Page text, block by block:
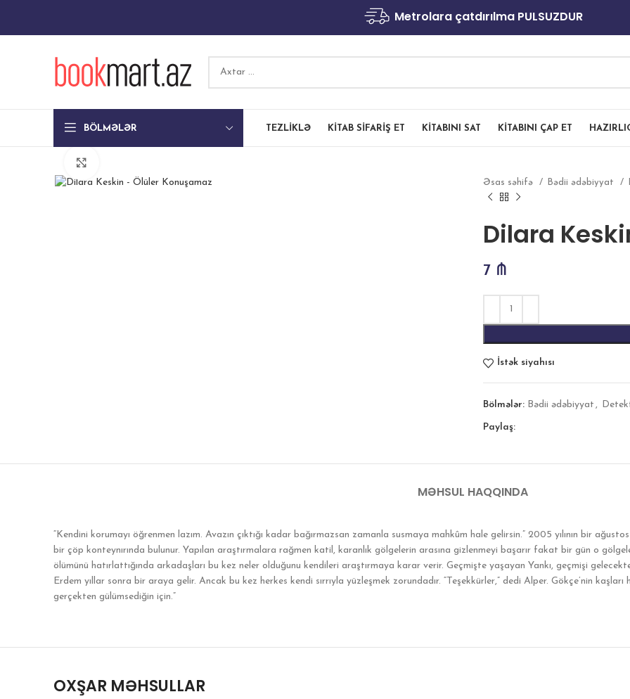
Metrolara çatdırılma PULSUZDUR
BÖLMƏLƏR TEZLIKLƏ KITAB SIFARIŞ ET KITABINI SAT KITABINI ÇAP ET
Əsas səhifə Bədii ədəbiyyat
Dilara
7 ₼
İstək siyahısı
Bölmələr: Bədii ədəbiyyat ,
Paylaş:
MƏHSUL HAQQINDA
“Kendini korumayı öğrenmen lazım. Avazın çıktığı kadar bağırmazsan zamanla susmaya mahkûm hale gelirsin.” 2005 yılının bir
bir çöp konteynırında bulunur. Yapılan araştırmalara rağmen katil, karanlık gölgelerin arasına gizlenmeyi başarır fakat bir gün o
ölümünü hatırlattığında arkadaşları bu kez neler olduğunu kendileri araştırmaya karar verir. Geçmişte yaşayan Yankı, geçmişi
Erdem yıllar sonra bir araya gelir. Ancak bu kez herkes kendi sırrıyla yüzleşmek zorundadır. “Teşekkürler,” dedi Alper. Gökçe’nin kaşları
gerçekten gülümsediğin için.”
OXŞAR MƏHSULLAR